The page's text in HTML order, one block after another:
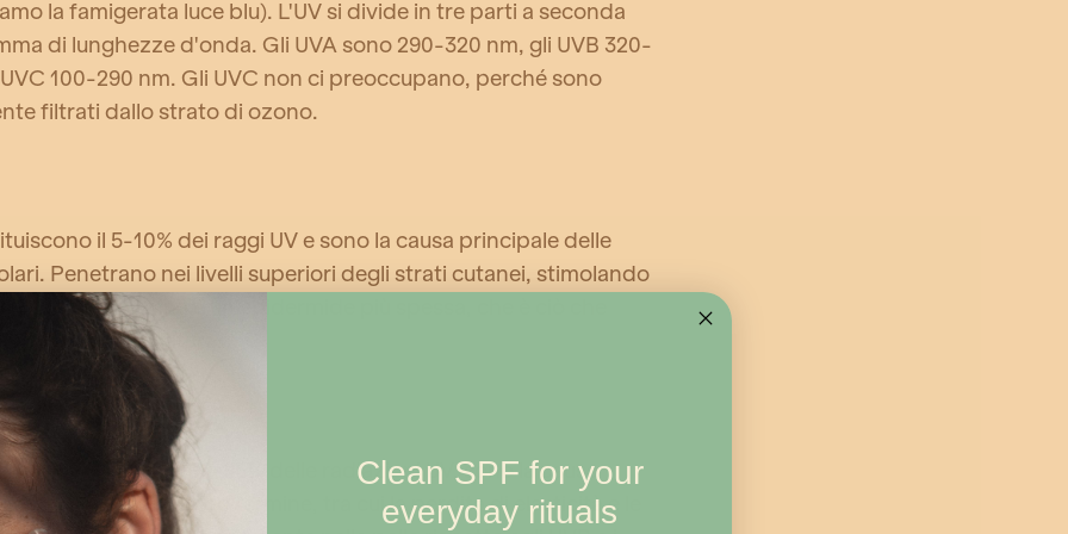
la famigerata luce blu). L'UV si divide in tre parti a seconda
di lunghezze d'onda. Gli UVA sono 290-320 nm, gli UVB 320-
100-290 nm. Gli UVC non ci preoccupano, perché sono
filtrati dallo strato di ozono.
il 5-10% dei raggi UV e sono la causa principale delle
Penetrano nei livelli superiori degli strati cutanei, stimolando
più melanina e un'epidermide più spessa, che è ciò che
come abbronzatura.
costituiscono il 90-95% delle radiazioni UV, sono la causa
danni cutanei a lungo termine, tra cui la perdita di elasticità e le
Clean SPF for your
everyday rituals